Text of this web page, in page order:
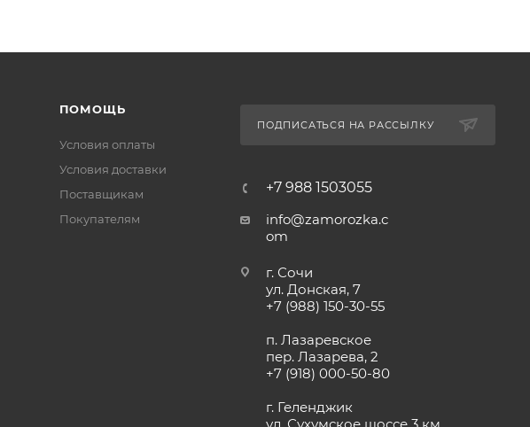
ПОМОЩЬ
Условия оплаты
Условия доставки
Поставщикам
Покупателям
ПОДПИСАТЬСЯ НА РАССЫЛКУ
+7 988 1503055
info@zamorozka.c
om
г. Сочи
ул. Донская, 7
+7 (988) 150-30-55
п. Лазаревское
пер. Лазарева, 2
+7 (918) 000-50-80
г. Геленджик